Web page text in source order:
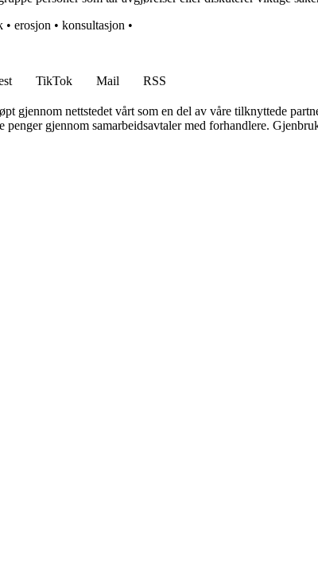
• erosjon • konsultasjon •
TikTok Mail
RSS
gjennom nettstedet vårt som en del av våre tilknyttede
gjennom samarbeidsavtaler med forhandlere.